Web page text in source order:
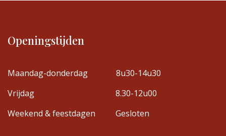
Openingstijden
Maandag-donderdag
8u30-14u30
Vrijdag
8.30-12u00
Weekend & feestdagen
Gesloten